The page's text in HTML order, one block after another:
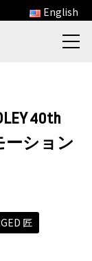
English
40th
ーション
匠